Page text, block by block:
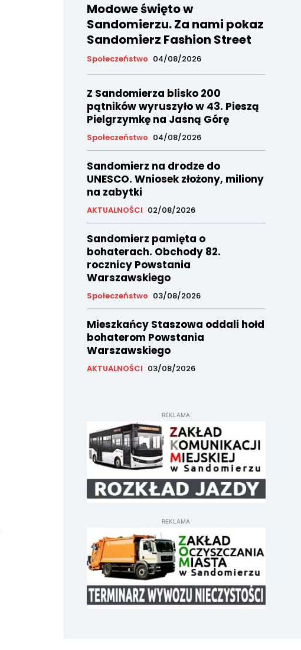
Modowe święto w
Sandomierzu. Za nami pokaz
Sandomierz Fashion Street
Społeczeństwo 04/08/2026
Z Sandomierza blisko 200
pątników wyruszyło w 43. Pieszą
Pielgrzymkę na Jasną Górę
Społeczeństwo 04/08/2026
Sandomierz na drodze do
UNESCO. Wniosek złożony, miliony
na zabytki
AKTUALNOŚCI 02/08/2026
Sandomierz pamięta o
bohaterach. Obchody 82.
rocznicy Powstania
Warszawskiego
Społeczeństwo 03/08/2026
Mieszkańcy Staszowa oddali hołd
bohaterom Powstania
Warszawskiego
AKTUALNOŚCI 03/08/2026
REKLAMA
REKLAMA